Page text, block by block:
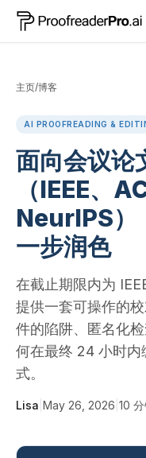
主页/博客
AI PROOFREADING &
面向会议论
（IEEE、
NeurIPS）
一步润色
在截止期限内为
提供一套可操作的
件的陷阱、匿名化
何在最终 24 小时内
式。
Lisa May 26, 2026 10